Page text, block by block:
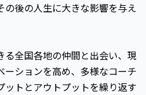
後の人生に大きな影響を与え
る全国各地の仲間と出会い、現
ションを高め、多様なコーチ
ットとアウトプットを繰り返す